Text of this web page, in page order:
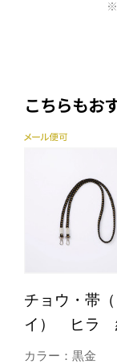
※
こちらもお
チョウ・帯（
イ） ヒラ
カラー：黒金